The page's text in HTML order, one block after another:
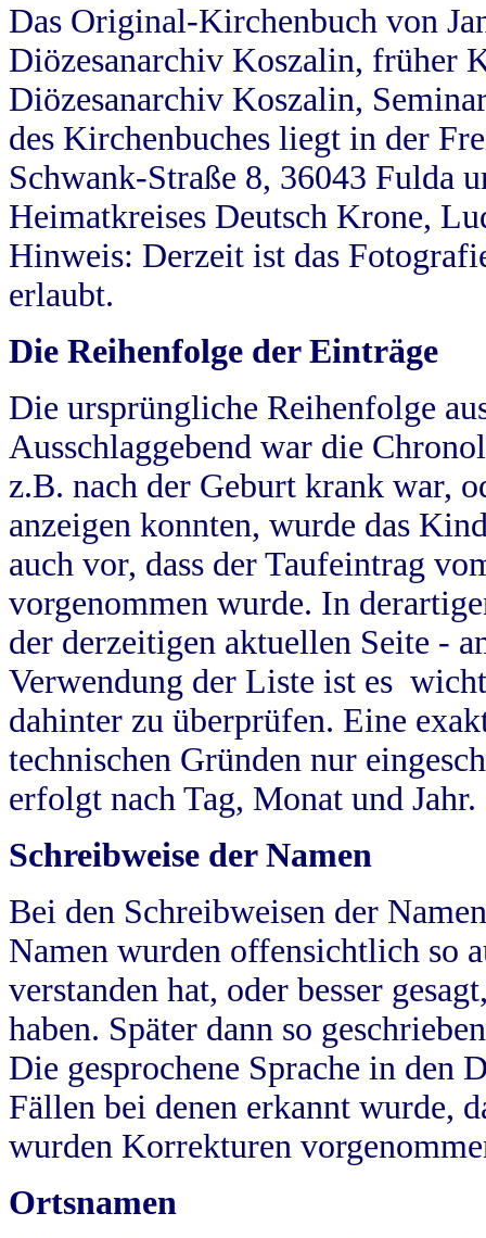
Das Original-Kirchenbuch von
Diözesanarchiv Koszalin, früher
Diözesanarchiv Koszalin,
des Kirchenbuches liegt in der
Schwank-Straße 8, 36043 Fulda
Heimatkreises Deutsch Krone,
Hinweis: Derzeit ist das
erlaubt.
Die Reihenfolge der Einträge
Die ursprüngliche Reihenfolge
Ausschlaggebend war die
z.B. nach der Geburt krank war,
anzeigen konnten, wurde das
auch vor, dass der Taufeintrag
vorgenommen wurde. In
der derzeitigen aktuellen Seite -
Verwendung der Liste ist es
dahinter zu überprüfen. Eine
technischen Gründen nur
erfolgt nach Tag, Monat und Jahr.
Schreibweise der Namen
Bei den Schreibweisen der
Namen wurden offensichtlich so
verstanden hat, oder besser
haben. Später dann so
Die gesprochene Sprache in
Fällen bei denen erkannt wurde,
wurden Korrekturen
Ortsnamen